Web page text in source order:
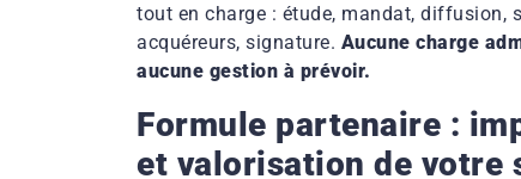
tout en charge : étude, mandat, diffusion,
acquéreurs, signature. Aucune charge
aucune gestion à prévoir.
Formule partenaire :
et valorisation de votre